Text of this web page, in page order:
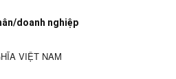
doanh nghiệp
VIỆT NAM